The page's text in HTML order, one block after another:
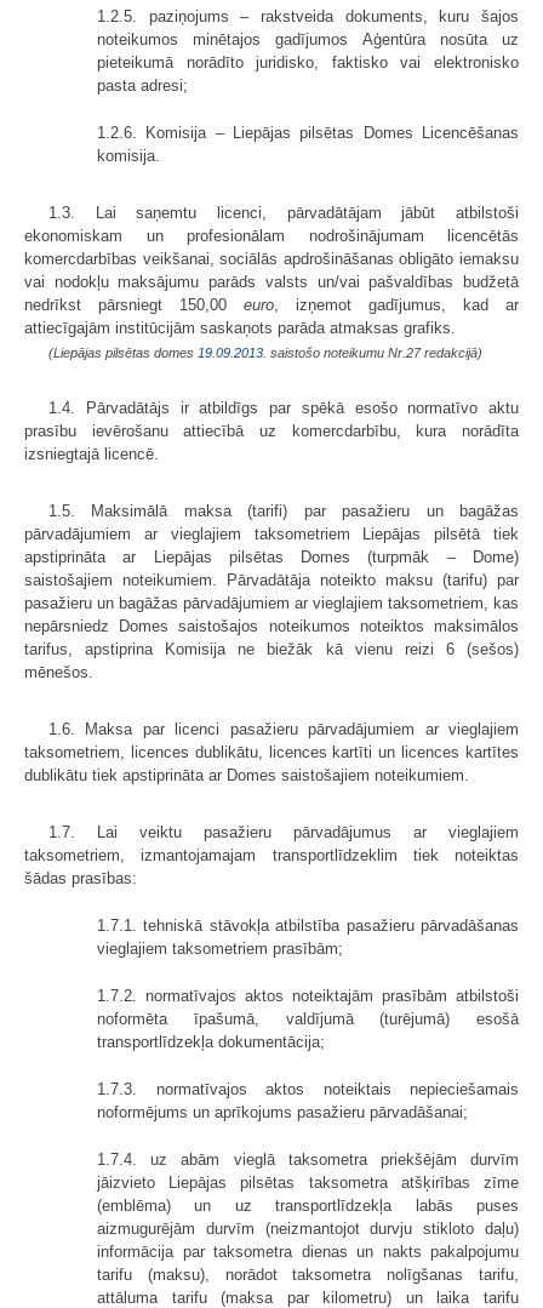
1.2.5. paziņojums – rakstveida dokuments, kuru šajos
noteikumos minētajos gadījumos Aģentūra nosūta uz
pieteikumā norādīto juridisko, faktisko vai elektronisko
pasta adresi;
1.2.6. Komisija – Liepājas pilsētas Domes Licencēšanas
komisija.
1.3. Lai saņemtu licenci, pārvadātājam jābūt atbilstoši
ekonomiskam un profesionālam nodrošinājumam licencētās
komercdarbības veikšanai, sociālās apdrošināšanas obligāto iemaksu
vai nodokļu maksājumu parāds valsts un/vai pašvaldības budžetā
nedrīkst pārsniegt 150,00 euro , izņemot gadījumus, kad ar
attiecīgajām institūcijām saskaņots parāda atmaksas grafiks.
(Liepājas pilsētas domes 19.09.2013. saistošo noteikumu Nr.27 redakcijā)
1.4. Pārvadātājs ir atbildīgs par spēkā esošo normatīvo aktu
prasību ievērošanu attiecībā uz komercdarbību, kura norādīta
izsniegtajā licencē.
1.5. Maksimālā maksa (tarifi) par pasažieru un bagāžas
pārvadājumiem ar vieglajiem taksometriem Liepājas pilsētā tiek
apstiprināta ar Liepājas pilsētas Domes (turpmāk – Dome)
saistošajiem noteikumiem. Pārvadātāja noteikto maksu (tarifu) par
pasažieru un bagāžas pārvadājumiem ar vieglajiem taksometriem, kas
nepārsniedz Domes saistošajos noteikumos noteiktos maksimālos
tarifus, apstiprina Komisija ne biežāk kā vienu reizi 6 (sešos)
mēnešos.
1.6. Maksa par licenci pasažieru pārvadājumiem ar vieglajiem
taksometriem, licences dublikātu, licences kartīti un licences kartītes
dublikātu tiek apstiprināta ar Domes saistošajiem noteikumiem.
1.7. Lai veiktu pasažieru pārvadājumus ar vieglajiem
taksometriem, izmantojamajam transportlīdzeklim tiek noteiktas
šādas prasības:
1.7.1. tehniskā stāvokļa atbilstība pasažieru pārvadāšanas
vieglajiem taksometriem prasībām;
1.7.2. normatīvajos aktos noteiktajām prasībām atbilstoši
noformēta īpašumā, valdījumā (turējumā) esošā
transportlīdzekļa dokumentācija;
1.7.3. normatīvajos aktos noteiktais nepieciešamais
noformējums un aprīkojums pasažieru pārvadāšanai;
1.7.4. uz abām vieglā taksometra priekšējām durvīm
jāizvieto Liepājas pilsētas taksometra atšķirības zīme
(emblēma) un uz transportlīdzekļa labās puses
aizmugurējām durvīm (neizmantojot durvju stikloto daļu)
informācija par taksometra dienas un nakts pakalpojumu
tarifu (maksu), norādot taksometra nolīgšanas tarifu,
attāluma tarifu (maksa par kilometru) un laika tarifu